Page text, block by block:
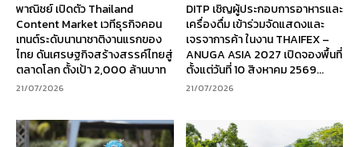
พาณิชย์ เปิดตัว Thailand
Content Market เวทีธุรกิจคอน
เทนต์ระดับนานาชาติงานแรกของ
ไทย ดันเศรษฐกิจสร้างสรรค์ไทยสู่
ตลาดโลก ตั้งเป้า 2,000 ล้านบาท
21/07/2026
DITP เชิญผู้ประกอบการอาหารและ
เครื่องดื่ม เข้าร่วมจัดแสดงและ
เจรจาการค้า ในงาน THAIFEX –
ANUGA ASIA 2027 เปิดจองพื้นที่
ตั้งแต่วันที่ 10 สิงหาคม 2569...
21/07/2026